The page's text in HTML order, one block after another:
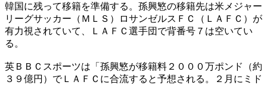
韓国に残って移籍を準備する。孫興慜の移籍先は米メジャー
リーグサッカー（ＭＬＳ）ロサンゼルスＦＣ（ＬＡＦＣ）が
有力視されていて、ＬＡＦＣ選手団で背番号７は空いてい
る。
英ＢＢＣスポーツは「孫興慜が移籍料２０００万ポンド（約
３９億円）でＬＡＦＣに合流すると予想される。２月にミド